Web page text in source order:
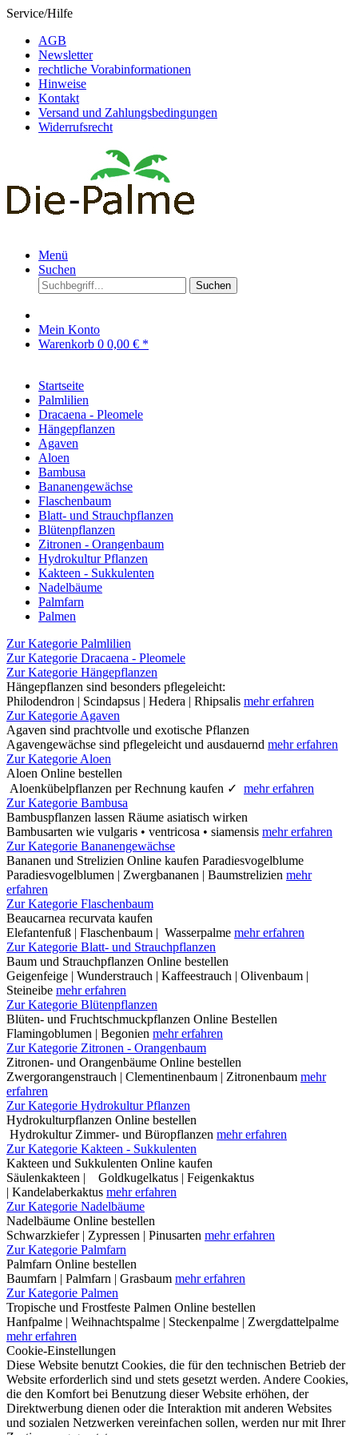
Service/Hilfe
AGB
Newsletter
rechtliche Vorabinformationen
Hinweise
Kontakt
Versand und Zahlungsbedingungen
Widerrufsrecht
Menü
Suchen
Suchen
Mein Konto
Warenkorb 0 0,00 € *
Startseite
Palmlilien
Dracaena - Pleomele
Hängepflanzen
Agaven
Aloen
Bambusa
Bananengewächse
Flaschenbaum
Blatt- und Strauchpflanzen
Blütenpflanzen
Zitronen - Orangenbaum
Hydrokultur Pflanzen
Kakteen - Sukkulenten
Nadelbäume
Palmfarn
Palmen
Zur Kategorie Palmlilien
Zur Kategorie Dracaena - Pleomele
Zur Kategorie Hängepflanzen
Hängepflanzen sind besonders pflegeleicht:
Philodendron | Scindapsus | Hedera | Rhipsalis mehr erfahren
Zur Kategorie Agaven
Agaven sind prachtvolle und exotische Pflanzen
Agavengewächse sind pflegeleicht und ausdauernd mehr erfahren
Zur Kategorie Aloen
Aloen Online bestellen
Aloenkübelpflanzen per Rechnung kaufen ✓ mehr erfahren
Zur Kategorie Bambusa
Bambuspflanzen lassen Räume asiatisch wirken
Bambusarten wie vulgaris • ventricosa • siamensis mehr erfahren
Zur Kategorie Bananengewächse
Bananen und Strelizien Online kaufen Paradiesvogelblume
Paradiesvogelblumen | Zwergbananen | Baumstrelizien mehr
erfahren
Zur Kategorie Flaschenbaum
Beaucarnea recurvata kaufen
Elefantenfuß | Flaschenbaum | Wasserpalme mehr erfahren
Zur Kategorie Blatt- und Strauchpflanzen
Baum und Strauchpflanzen Online bestellen
Geigenfeige | Wunderstrauch | Kaffeestrauch | Olivenbaum |
Steineibe mehr erfahren
Zur Kategorie Blütenpflanzen
Blüten- und Fruchtschmuckpflanzen Online Bestellen
Flamingoblumen | Begonien mehr erfahren
Zur Kategorie Zitronen - Orangenbaum
Zitronen- und Orangenbäume Online bestellen
Zwergorangenstrauch | Clementinenbaum | Zitronenbaum mehr
erfahren
Zur Kategorie Hydrokultur Pflanzen
Hydrokulturpflanzen Online bestellen
Hydrokultur Zimmer- und Büropflanzen mehr erfahren
Zur Kategorie Kakteen - Sukkulenten
Kakteen und Sukkulenten Online kaufen
Säulenkakteen | Goldkugelkatus | Feigenkaktus
| Kandelaberkaktus mehr erfahren
Zur Kategorie Nadelbäume
Nadelbäume Online bestellen
Schwarzkiefer | Zypressen | Pinusarten mehr erfahren
Zur Kategorie Palmfarn
Palmfarn Online bestellen
Baumfarn | Palmfarn | Grasbaum mehr erfahren
Zur Kategorie Palmen
Tropische und Frostfeste Palmen Online bestellen
Hanfpalme | Weihnachtspalme | Steckenpalme | Zwergdattelpalme
mehr erfahren
Cookie-Einstellungen
Diese Website benutzt Cookies, die für den technischen Betrieb der
Website erforderlich sind und stets gesetzt werden. Andere Cookies,
die den Komfort bei Benutzung dieser Website erhöhen, der
Direktwerbung dienen oder die Interaktion mit anderen Websites
und sozialen Netzwerken vereinfachen sollen, werden nur mit Ihrer